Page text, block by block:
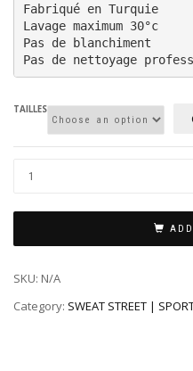
Fabriqué en Turquie
Lavage maximum 30°c
Pas de blanchiment
Pas de nettoyage
TAILLES
SKU: N/A
Category: SWEAT STREET |